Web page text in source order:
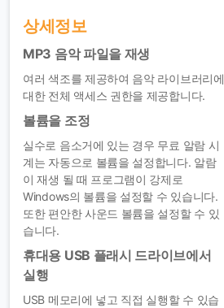
상세정보
MP3 음악 파일을 재생
여러 색조를 제공하여 음악 라이브러리에
대한 전체 액세스 권한을 제공합니다.
볼륨을 조정
실수로 음소거에 있는 경우 무료 알람 시
계는 자동으로 볼륨을 설정합니다. 알람
이 재생 될 때 프로그램이 강제로
Windows의 볼륨을 설정할 수 있습니다.
또한 편안한 사운드 볼륨을 설정할 수 있
습니다.
휴대용 USB 플래시 드라이브에서
실행
USB 메모리에 넣고 직접 실행할 수 있습